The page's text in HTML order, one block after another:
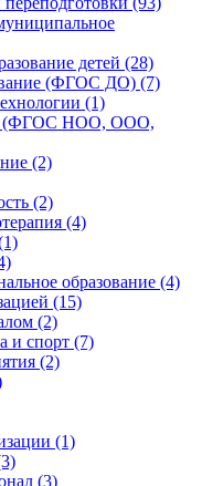
детей (28)
(ФГОС ДО) (7)
(1)
(ФГОС НОО, ООО,
(2)
(2)
(4)
образование (4)
(15)
(2)
и спорт (7)
(2)
(1)
(3)